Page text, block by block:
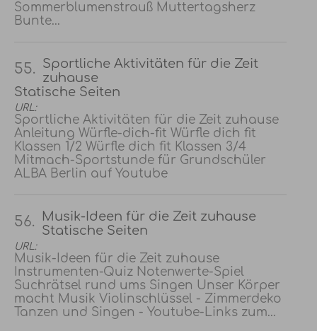
Sommerblumenstrauß Muttertagsherz
Bunte...
55. Sportliche Aktivitäten für die Zeit
zuhause
Statische Seiten
URL:
Sportliche Aktivitäten für die Zeit zuhause
Anleitung Würfle-dich-fit Würfle dich fit
Klassen 1/2 Würfle dich fit Klassen 3/4
Mitmach-Sportstunde für Grundschüler
ALBA Berlin auf Youtube
56.
Musik-Ideen für die Zeit zuhause
Statische Seiten
URL:
Musik-Ideen für die Zeit zuhause
Instrumenten-Quiz Notenwerte-Spiel
Suchrätsel rund ums Singen Unser Körper
macht Musik Violinschlüssel - Zimmerdeko
Tanzen und Singen - Youtube-Links zum...